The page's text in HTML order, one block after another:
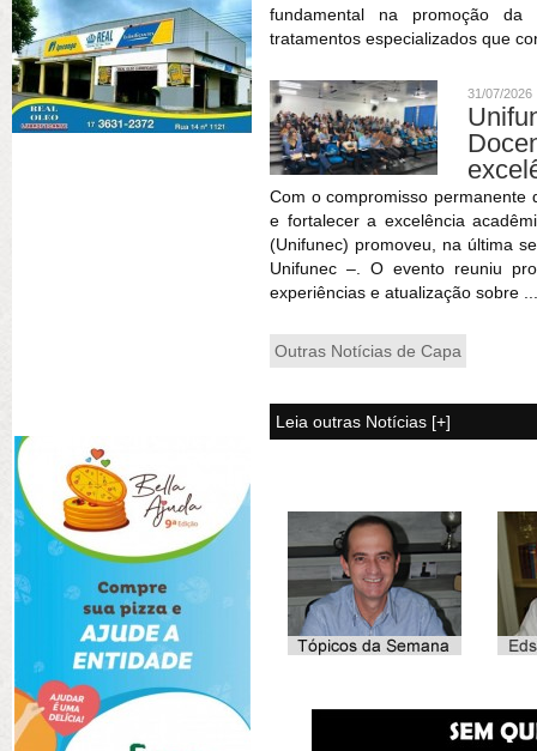
fundamental na promoção da
tratamentos especializados que
31/07/2026
Com o compromisso permanente
e fortalecer a excelência
(Unifunec) promoveu, na última
Unifunec –. O evento reuniu
experiências e atualização sobre
Outras Notícias de Capa
Leia outras Notícias [+]